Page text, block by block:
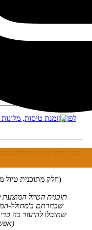
לפני הזמנת טיסות,
(חלק מתוכנית טיול מערב 021 הפוכה בכיוונה ממסלול טיול זה)
תוכנית הטיול
שבחרתם ב'מחולל-
שתוכלו להיעזר בה